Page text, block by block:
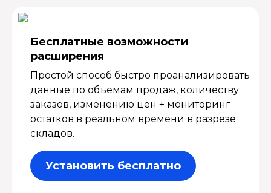
Бесплатные возмож­ности
расширения
Простой способ быстро проанализировать
данные по объемам продаж, количеству
заказов, изменению цен + мониторинг
остатков в реальном времени в разрезе
складов.
Установить бесплатно